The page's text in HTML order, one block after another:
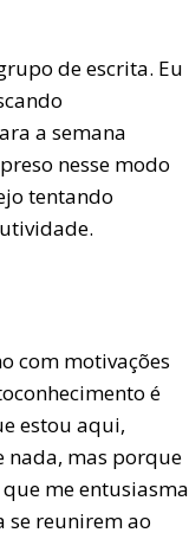
de escrita. Eu
a semana
nesse modo
tentando
com motivações
é
estou aqui,
nada, mas porque
me entusiasma
se reunirem ao